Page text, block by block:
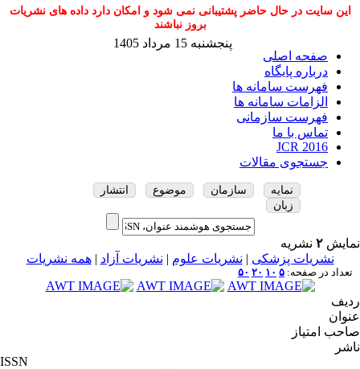
این سایت در حال حاضر پشتیبانی نمی شود و امکان دارد داده های نشریات
بروز نباشند
صفحه اصلی
درباره پایگاه
فهرست سامانه ها
الزامات سامانه ها
فهرست سازمانی
تماس با ما
JCR 2016
جستجوی مقالات
پنجشنبه 15 مرداد 1405
نمایه سازمان موضوع
انتشار
زبان
نمایش ۲ نشریه
نشریات پزشکی | نشریات علوم | نشریات آزاد |همه نشریات
تعداد در صفحه: ۵ ۱۰ ۲۰ ۵۰
ردیف
عنوان
صاحب امتیاز
ناشر
ISSN